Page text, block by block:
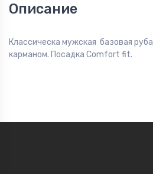
Описание
Классическа мужская базовая
карманом. Посадка Comfort fit.